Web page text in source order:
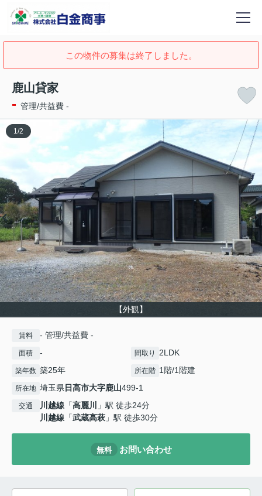
この物件の募集は終了しました。
鹿山貸家
- 管理/共益費 -
【外観】
1 /2
賃料 - 管理/共益費 -
面積 - 間取り 2LDK
築年数 築25年 所在階 1階/1階建
所在地 埼玉県 日高市大字鹿山499-1
交通 川越線 「高麗川
」駅 徒歩24分
川越線 「武蔵高萩 」駅 徒歩30分
無料 お問い合わせ